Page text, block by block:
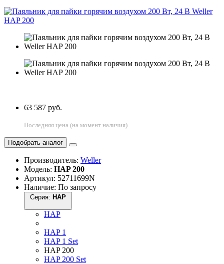
63 587 руб.
Последняя цена (на момент наличия)
Подобрать аналог
Производитель: Weller
Модель: HAP 200
Артикул: 52711699N
Наличие: По запросу
Серия:
HAP
HAP 1
HAP 1 Set
HAP 200
HAP 200 Set